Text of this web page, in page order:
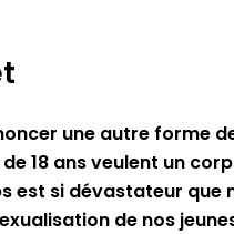
une autre forme
18 ans veulent un
est si dévastateur que
de nos